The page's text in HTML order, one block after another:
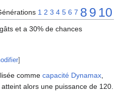
1 2 3 4 5 6 7 8 9 10
et a 30% de chances
]
comme capacité Dynamax,
atteint alors une puissance de 120.